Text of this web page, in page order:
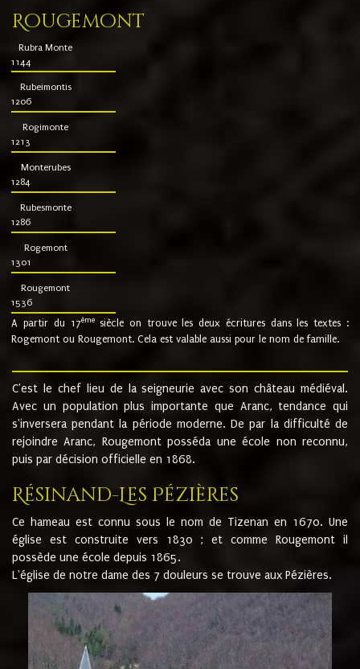
Rougemont
Rubra Monte
1144
Rubeimontis
1206
Rogimonte
1213
Monterubes
1284
Rubesmonte
1286
Rogemont
1301
Rougemont
1536
A partir du 17ème siècle on trouve les deux écritures dans les textes :
Rogemont ou Rougemont. Cela est valable aussi pour le nom de famille.
C'est le chef lieu de la seigneurie avec son château médiéval.
Avec un population plus importante que Aranc, tendance qui
s'inversera pendant la période moderne. De par la difficulté de
rejoindre Aranc, Rougemont posséda une école non reconnu,
puis par décision officielle en 1868.
Résinand-Les Pézières
Ce hameau est connu sous le nom de Tizenan en 1670. Une
église est construite vers 1830 ; et comme Rougemont il
possède une école depuis 1865.
L'église de notre dame des 7 douleurs se trouve aux Pézières.